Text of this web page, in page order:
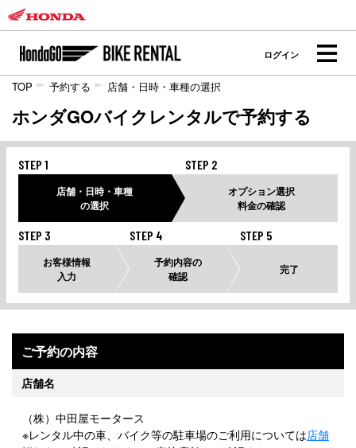
ログイン
TOP 予約する 店舗・日時・車種の選択
ホンダGOバイクレンタルで予約する
STEP 1
店舗・日時・車種
の選択
STEP 2
オプション選択
料金の確認
STEP 3
お客様情報
入力
STEP 4
予約内容の
確認
STEP 5
完了
ご予約の内容
店舗名
（株）中田屋モータース
※レンタル中の車、バイク等の駐車場のご利用については店舗